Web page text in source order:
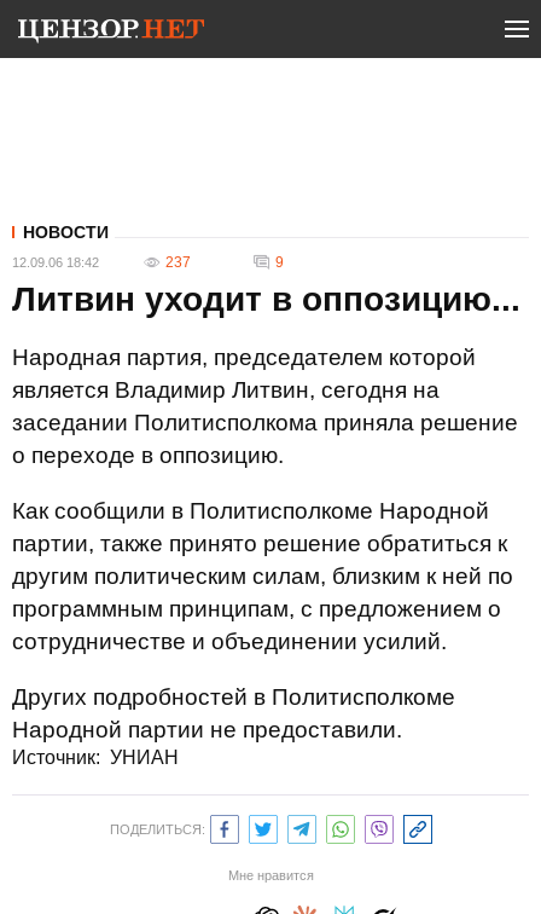
НОВОСТИ
12.09.06 18:42 237 9
Литвин уходит в оппозицию...
Народная партия, председателем которой
является Владимир Литвин, сегодня на
заседании Политисполкома приняла решение
о переходе в оппозицию.
Как сообщили в Политисполкоме Народной
партии, также принято решение обратиться к
другим политическим силам, близким к ней по
программным принципам, с предложением о
сотрудничестве и объединении усилий.
Других подробностей в Политисполкоме
Народной партии не предоставили.
Источник: УНИАН
ПОДЕЛИТЬСЯ:
Мне нравится